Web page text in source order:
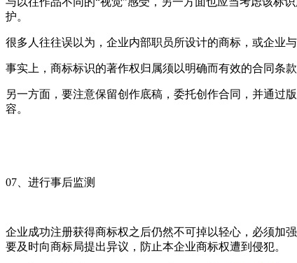
护。
很多人往往误以为，企业内部职员所设计的商标，或企业
事实上，商标标识的著作权归属须以明确而有效的合同条
另一方面，要注意保留创作底稿，委托创作合同，并通过
容。
07、进行事后监测
企业成功注册获得商标权之后仍然不可掉以轻心，必须加
要及时向商标局提出异议，防止本企业商标权遭到侵犯。